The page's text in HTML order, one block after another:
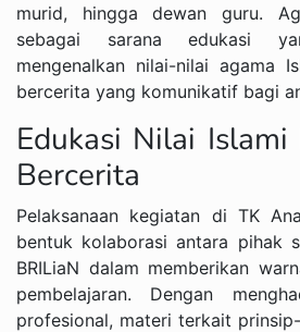
murid, hingga dewan guru.
sebagai sarana edukasi
mengenalkan nilai-nilai agama
bercerita yang komunikatif bagi
Edukasi Nilai
Bercerita
Pelaksanaan kegiatan di TK
bentuk kolaborasi antara pihak
BRILiaN dalam memberikan
pembelajaran. Dengan
profesional, materi terkait